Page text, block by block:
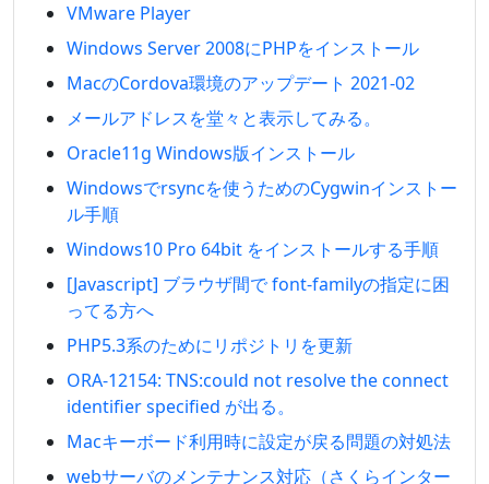
VMware Player
Windows Server 2008にPHPをインストール
MacのCordova環境のアップデート 2021-02
メールアドレスを堂々と表示してみる。
Oracle11g Windows版インストール
Windowsでrsyncを使うためのCygwinインストー
ル手順
Windows10 Pro 64bit をインストールする手順
[Javascript] ブラウザ間で font-familyの指定に困
ってる方へ
PHP5.3系のためにリポジトリを更新
ORA-12154: TNS:could not resolve the connect
identifier specified が出る。
Macキーボード利用時に設定が戻る問題の対処法
webサーバのメンテナンス対応（さくらインター